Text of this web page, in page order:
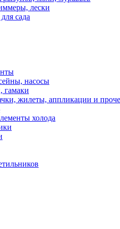
лески
сада
насосы
гамаки
жилеты, аппликации и
холода